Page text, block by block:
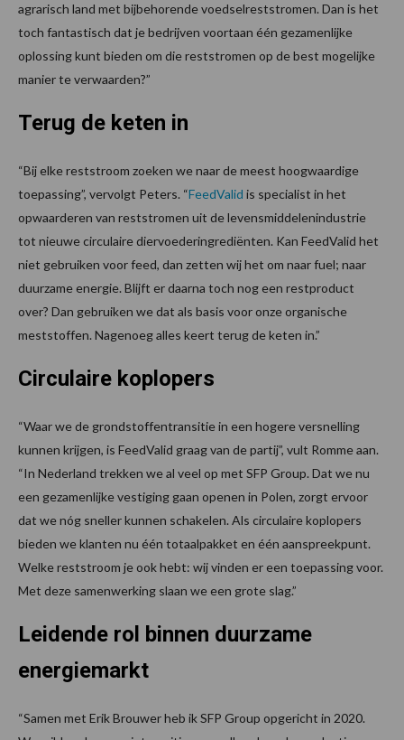
agrarisch land met bijbehorende voedselreststromen. Dan is het
toch fantastisch dat je bedrijven voortaan één gezamenlijke
oplossing kunt bieden om die reststromen op de best mogelijke
manier te verwaarden?”
Terug de keten in
“Bij elke reststroom zoeken we naar de meest hoogwaardige
toepassing”, vervolgt Peters. “FeedValid is specialist in het
opwaarderen van reststromen uit de levensmiddelenindustrie
tot nieuwe circulaire diervoederingrediënten. Kan FeedValid het
niet gebruiken voor feed, dan zetten wij het om naar fuel; naar
duurzame energie. Blijft er daarna toch nog een restproduct
over? Dan gebruiken we dat als basis voor onze organische
meststoffen. Nagenoeg alles keert terug de keten in.”
Circulaire koplopers
“Waar we de grondstoffentransitie in een hogere versnelling
kunnen krijgen, is FeedValid graag van de partij”, vult Romme aan.
“In Nederland trekken we al veel op met SFP Group. Dat we nu
een gezamenlijke vestiging gaan openen in Polen, zorgt ervoor
dat we nóg sneller kunnen schakelen. Als circulaire koplopers
bieden we klanten nu één totaalpakket en één aanspreekpunt.
Welke reststroom je ook hebt: wij vinden er een toepassing voor.
Met deze samenwerking slaan we een grote slag.”
Leidende rol binnen duurzame
energiemarkt
“Samen met Erik Brouwer heb ik SFP Group opgericht in 2020.